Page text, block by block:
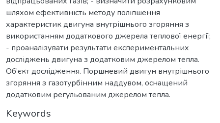
шляхом ефективність методу поліпшення
характеристик двигуна внутрішнього згоряння з
використанням додаткового джерела теплової енергії;
- проаналізувати результати експериментальних
досліджень двигуна з додатковим джерелом тепла.
Об’єкт дослідження. Поршневий двигун внутрішнього
згоряння з газотурбінним наддувом, оснащений
додатковим регульованим джерелом тепла.
Keywords